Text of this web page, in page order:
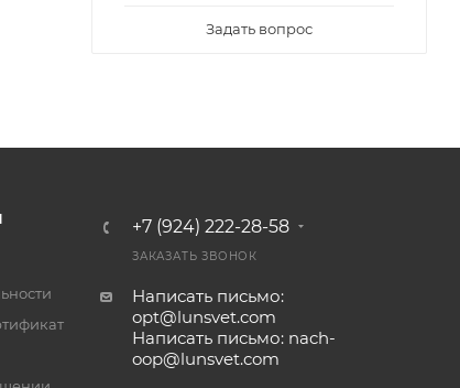
Задать вопрос
+7 (924) 222-28-58
ЗАКАЗАТЬ ЗВОНОК
Написать письмо:
opt@lunsvet.com
Написать письмо: nach-
oop@lunsvet.com